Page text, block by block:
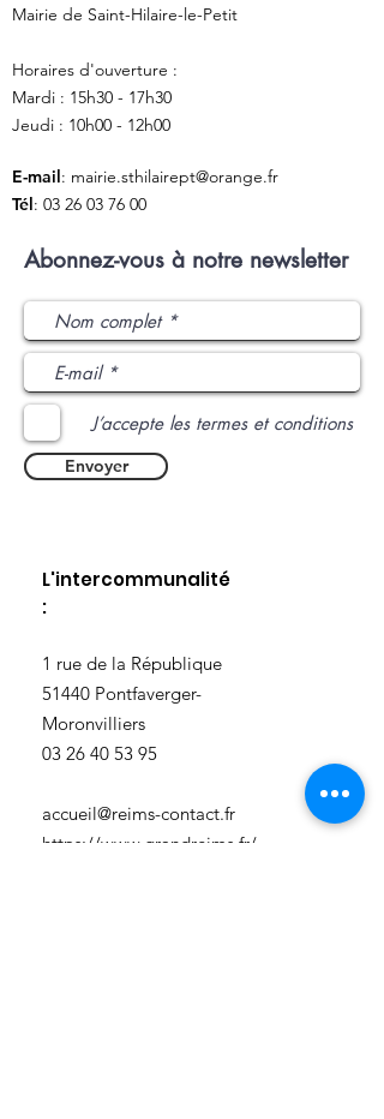
Mairie de Saint-Hilaire-le-Petit
Horaires d'ouverture :
Mardi : 15h30 - 17h30
Jeudi : 10h00 - 12h00
E-mail: mairie.sthilairept@orange.fr
Tél: 03 26 03 76 00
Abonnez-vous à notre newsletter
J’accepte les termes et conditions
Envoyer
L'intercommunalité
:
​1 rue de la République
51440 Pontfaverger-
Moronvilliers
03 26 40 53 95
accueil@reims-contact.fr
https://www.grandreims.fr/